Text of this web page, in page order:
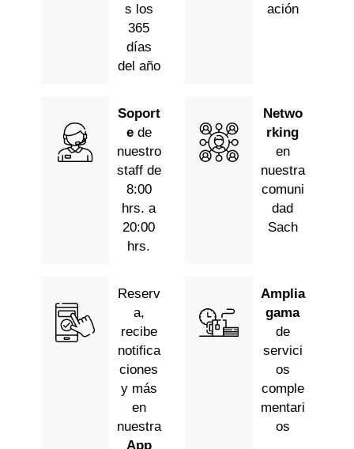
s los
365
días
del año
ación
Soport
ede
nuestro
staff de
8:00
hrs. a
20:00
hrs.
Netwo
rking
en
nuestra
comuni
dad
Sach
Reserv
a,
recibe
notifica
ciones
y más
en
nuestra
App
Amplia
gama
de
servici
os
comple
mentari
os